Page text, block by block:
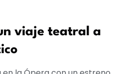
viaje teatral a